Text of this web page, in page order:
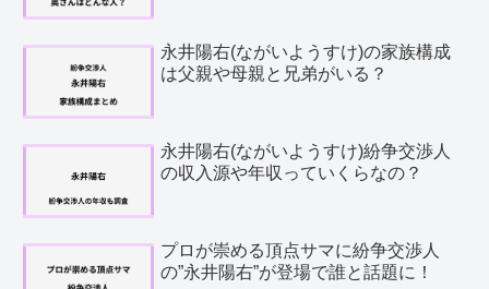
永井陽右(ながいようすけ)の家族構成
は父親や母親と兄弟がいる？
永井陽右(ながいようすけ)紛争交渉人
の収入源や年収っていくらなの？
プロが崇める頂点サマに紛争交渉人
の”永井陽右”が登場で誰と話題に！